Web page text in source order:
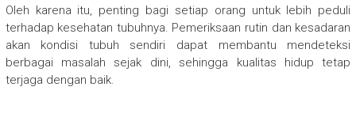
Oleh karena itu, penting bagi setiap orang untuk lebih peduli
terhadap kesehatan tubuhnya. Pemeriksaan rutin dan kesadaran
akan kondisi tubuh sendiri dapat membantu mendeteksi
berbagai masalah sejak dini, sehingga kualitas hidup tetap
terjaga dengan baik.